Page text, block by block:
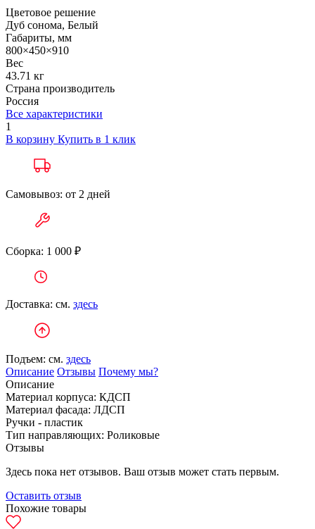
Цветовое решение
Дуб сонома, Белый
Габариты, мм
800×450×910
Вес
43.71 кг
Страна производитель
Россия
Все характеристики
1
В корзину Купить в 1 клик
Самовывоз: от 2 дней
Сборка: 1 000 ₽
Доставка: см. здесь
Подъем: см. здесь
Описание Отзывы Почему мы?
Описание
Материал корпуса: КДСП
Материал фасада: ЛДСП
Ручки - пластик
Тип направляющих: Роликовые
Отзывы
Здесь пока нет отзывов. Ваш отзыв может стать первым.
Оставить отзыв
Похожие товары